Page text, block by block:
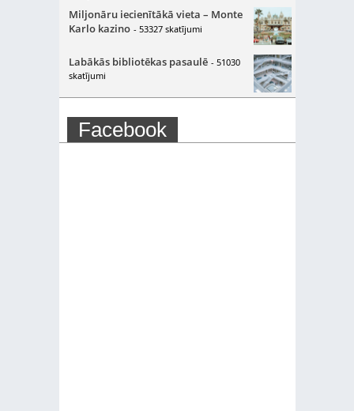
Miljonāru iecienītākā vieta – Monte
Karlo kazino - 53327 skatījumi
Labākās bibliotēkas pasaulē - 51030
skatījumi
Facebook